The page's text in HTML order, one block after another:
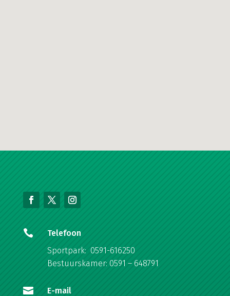

Telefoon
Sportpark: 0591-616250
Bestuurskamer: 0591 – 648791
 E-mail